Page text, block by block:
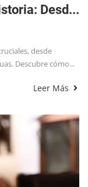
Desd...
desde
Descubre cómo...
Leer Más